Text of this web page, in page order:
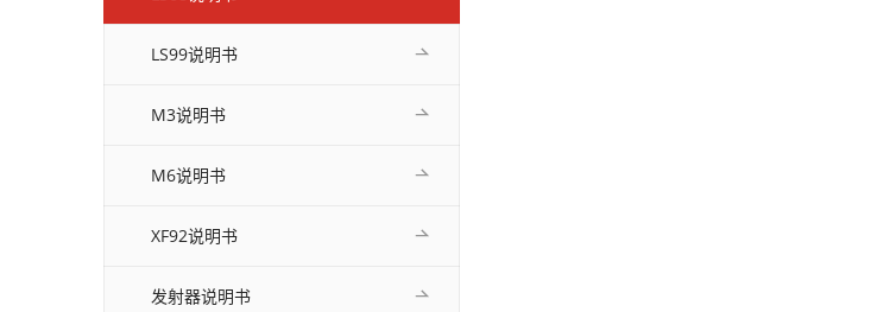
LS99说明书
M3说明书
M6说明书
XF92说明书
发射器说明书